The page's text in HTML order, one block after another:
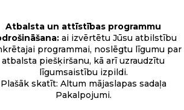
Atbalsta un attīstības programmu
ai izvērtētu Jūsu atbilstību
programmai, noslēgtu līgumu par
atbalsta piešķiršanu, kā arī uzraudzītu
līgumsaistību izpildi.
Plašāk skatīt: Altum mājaslapas sadaļa
Pakalpojumi.